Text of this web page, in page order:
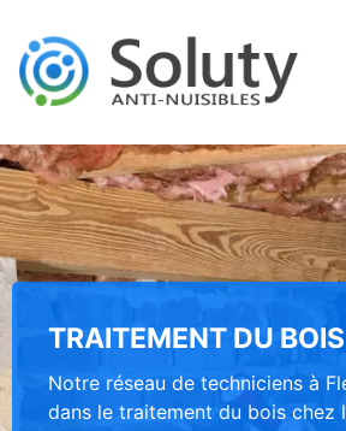
TRAITEMENT DU
Notre réseau de techniciens à
dans le traitement du bois chez